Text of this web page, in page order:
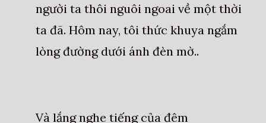
người ta thôi nguôi ngoai về một thời
ta đã. Hôm nay, tôi thức khuya ngắm
lòng đường dưới ánh đèn mờ..
Và lắng nghe tiếng của đêm